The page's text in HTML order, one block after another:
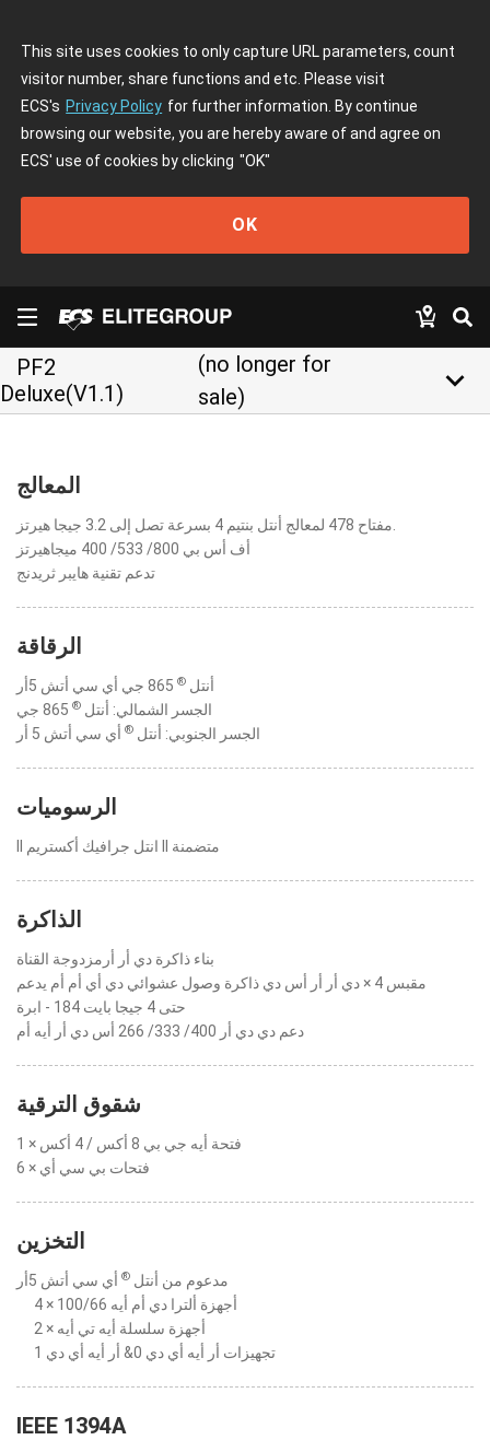
This site uses cookies to only capture URL parameters, count
visitor number, share functions and etc. Please visit
ECS's Privacy Policy for further information. By continue
browsing our website, you are hereby aware of and agree on
ECS' use of cookies by clicking "OK"
OK
PF2
Deluxe(V1.1)
(no longer for
sale)
keyboard_arrow_down
المعالج
أف أس بي 800/ 533/ 400 ميجاهيرتز
تدعم تقنية هايبر ثريدنج
الرقاقة
أنتل ®
الجسر الشمالي: أنتل ®
الجسر الجنوبي: أنتل ® أي سي أتش 5 أر
الرسوميات
II انتل جرافيك أكستريم II متضمنة
الذاكرة
بناء ذاكرة دي أر أرمزدوجة القناة
مقبس 4 × دي أر أر أس دي ذاكرة وصول عشوائي دي أي أم أم يدعم
حتى 4 جيجا بايت 184 - ابرة
دعم دي دي أر 400/ 333/ 266 أس دي أر أيه أم
شقوق الترقية
1 × فتحة أيه جي بي 8 أكس / 4 أكس
6 × فتحات بي سي أي
التخزين
مدعوم من أنتل ® أي سي أتش 5أر
4 × أجهزة ألترا دي أم أيه 100/66
2 × أجهزة سلسلة أيه تي أيه
تجهيزات أر أيه أي دي 0& أر أيه أي دي 1
IEEE 1394A